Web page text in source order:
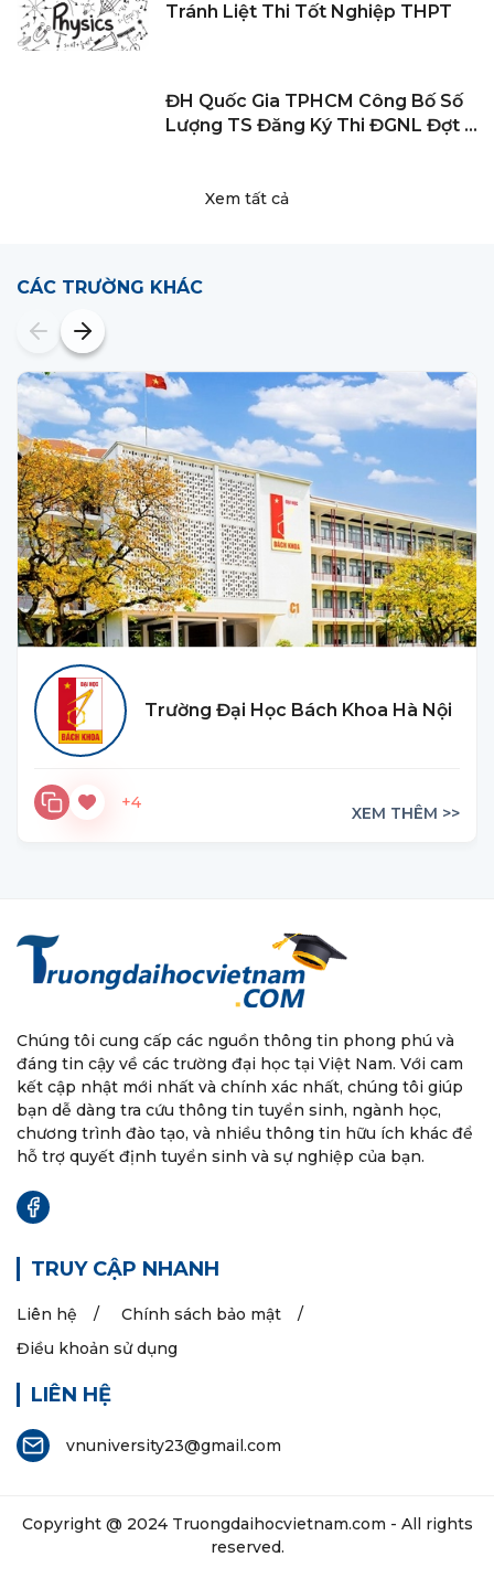
Tránh Liệt Thi Tốt Nghiệp THPT
ĐH Quốc Gia TPHCM Công Bố Số
Lượng TS Đăng Ký Thi ĐGNL Đợt 2
Xem tất cả
CÁC TRƯỜNG KHÁC
Trường Đại Học Bách Khoa Hà Nội
+4
XEM THÊM >>
Chúng tôi cung cấp các nguồn thông tin phong phú và
đáng tin cậy về các trường đại học tại Việt Nam. Với cam
kết cập nhật mới nhất và chính xác nhất, chúng tôi giúp
bạn dễ dàng tra cứu thông tin tuyển sinh, ngành học,
chương trình đào tạo, và nhiều thông tin hữu ích khác để
hỗ trợ quyết định tuyển sinh và sự nghiệp của bạn.
TRUY CẬP NHANH
Liên hệ
Chính sách bảo mật
Điều khoản sử dụng
LIÊN HỆ
vnuniversity23@gmail.com
Copyright @ 2024 Truongdaihocvietnam.com - All rights
reserved.